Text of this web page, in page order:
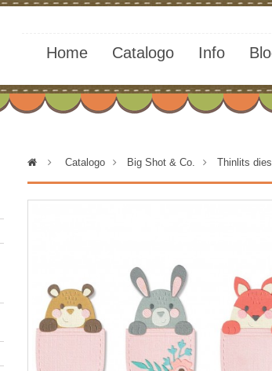
Home Catalogo Info
> Catalogo > Big Shot & Co. > Thinlits dies